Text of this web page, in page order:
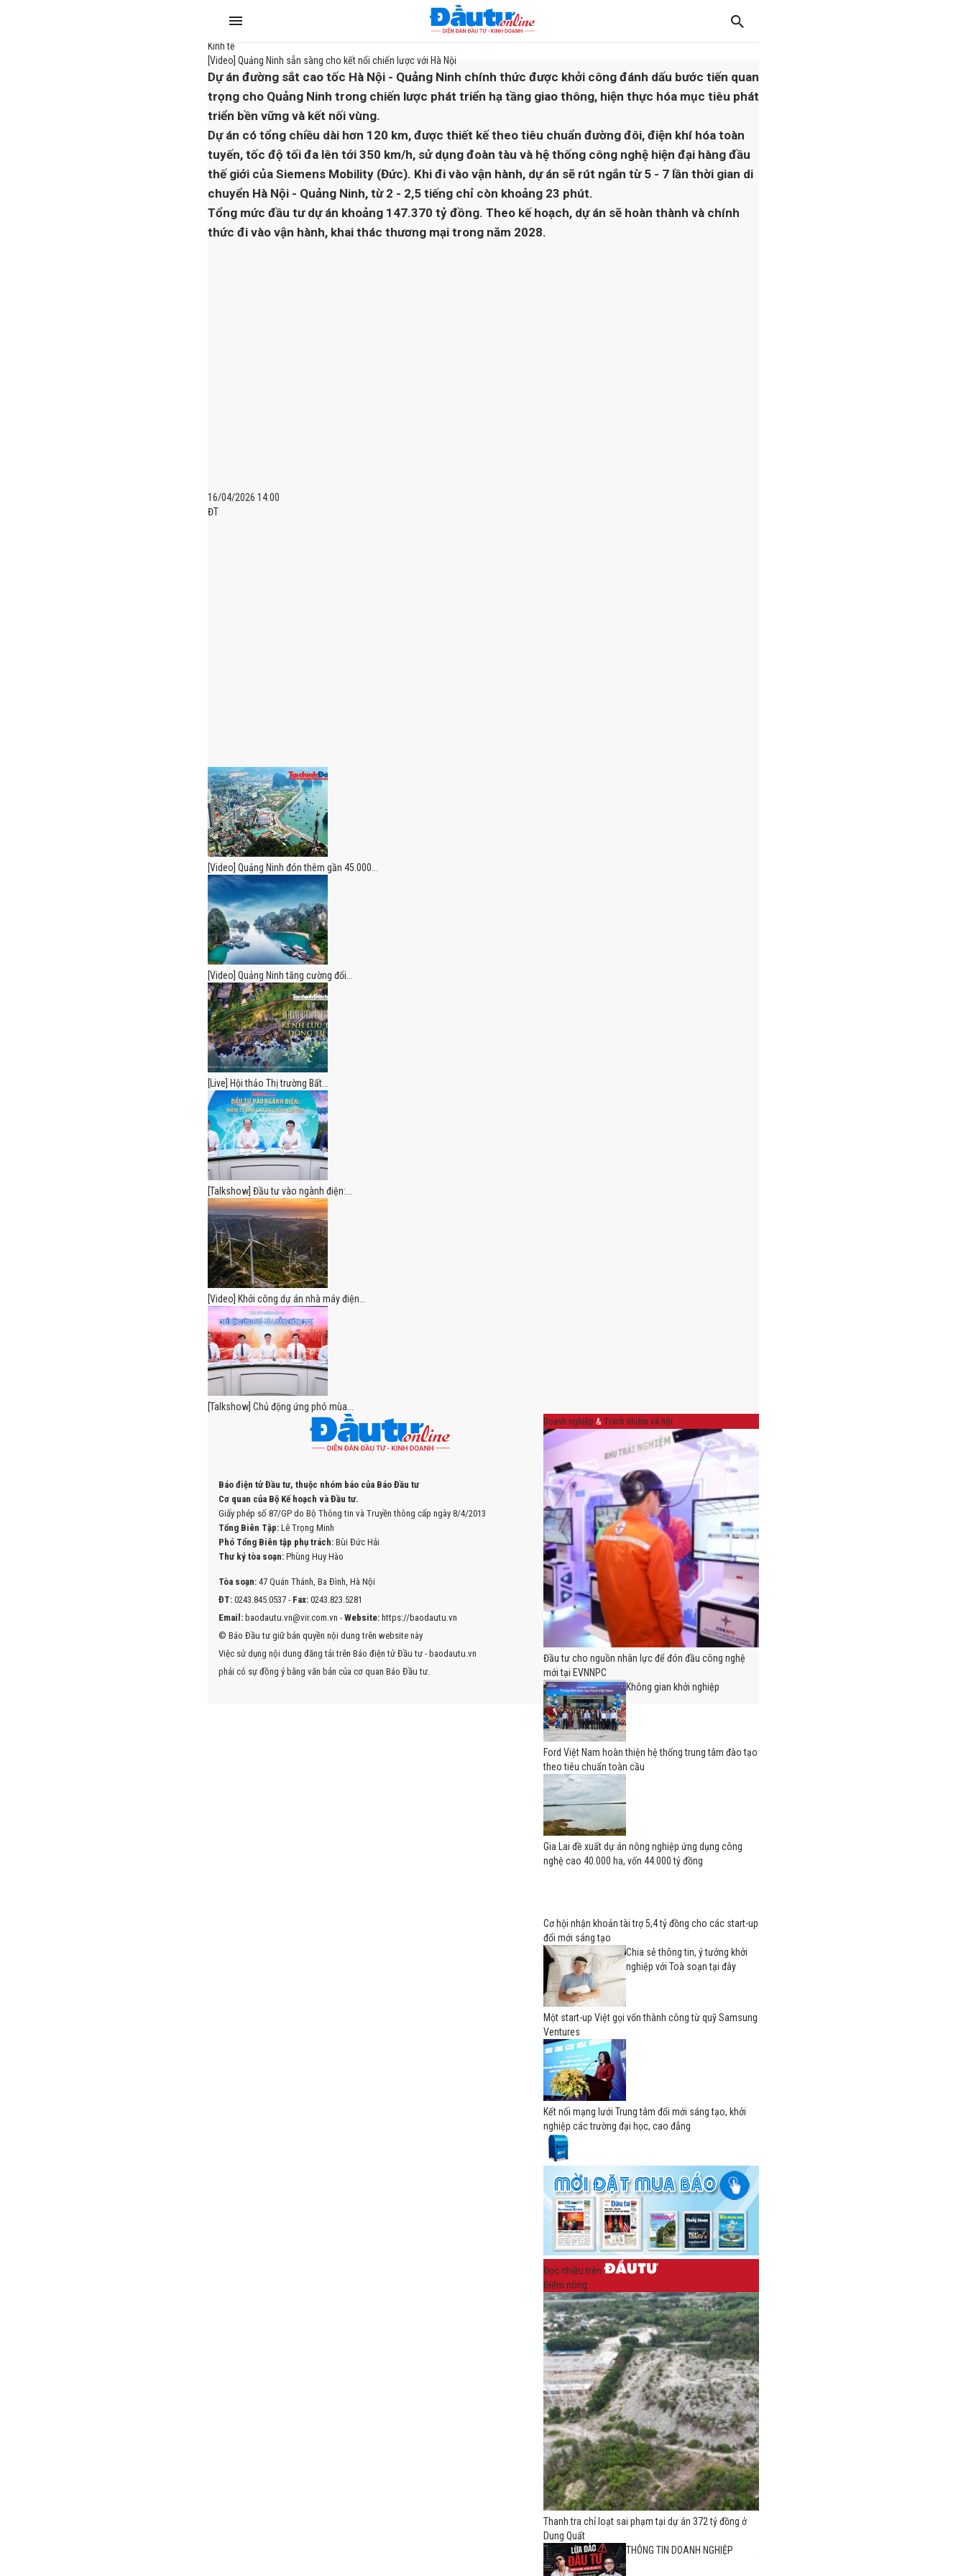
Kinh tế
[Video] Quảng Ninh sẵn sàng cho kết nối chiến lược với Hà Nội
Dự án đường sắt cao tốc Hà Nội - Quảng Ninh chính thức được khởi công đánh dấu bước tiến quan
trọng cho Quảng Ninh trong chiến lược phát triển hạ tầng giao thông, hiện thực hóa mục tiêu phát
triển bền vững và kết nối vùng.
Dự án có tổng chiều dài hơn 120 km, được thiết kế theo tiêu chuẩn đường đôi, điện khí hóa toàn
tuyến, tốc độ tối đa lên tới 350 km/h, sử dụng đoàn tàu và hệ thống công nghệ hiện đại hàng đầu
thế giới của Siemens Mobility (Đức). Khi đi vào vận hành, dự án sẽ rút ngắn từ 5 - 7 lần thời gian di
chuyển Hà Nội - Quảng Ninh, từ 2 - 2,5 tiếng chỉ còn khoảng 23 phút.
Tổng mức đầu tư dự án khoảng 147.370 tỷ đồng. Theo kế hoạch, dự án sẽ hoàn thành và chính
thức đi vào vận hành, khai thác thương mại trong năm 2028.
16/04/2026 14:00
ĐT
[Video] Quảng Ninh đón thêm gần 45.000...
[Video] Quảng Ninh tăng cường đối...
[Live] Hội thảo Thị trường Bất...
[Talkshow] Đầu tư vào ngành điện:...
[Video] Khởi công dự án nhà máy điện...
[Talkshow] Chủ động ứng phó mùa...
Doanh nghiệp & Trách nhiệm xã hội
Đầu tư cho nguồn nhân lực để đón đầu công nghệ
mới tại EVNNPC
Ford Việt Nam hoàn thiện hệ thống trung tâm đào tạo
theo tiêu chuẩn toàn cầu
Gia Lai đề xuất dự án nông nghiệp ứng dụng công
nghệ cao 40.000 ha, vốn 44.000 tỷ đồng
Không gian khởi nghiệp
Cơ hội nhận khoản tài trợ 5,4 tỷ đồng cho các start-up
đổi mới sáng tạo
Một start-up Việt gọi vốn thành công từ quỹ Samsung
Ventures
Kết nối mạng lưới Trung tâm đổi mới sáng tạo, khởi
nghiệp các trường đại học, cao đẳng
Chia sẻ thông tin, ý tưởng khởi
nghiệp với Toà soạntại đây
Đọc nhiều trên
Điểm nóng
Thanh tra chỉ loạt sai phạm tại dự án 372 tỷ đồng ở
Dung Quất
THÔNG TIN DOANH NGHIỆP
Báo điện tử Đầu tư, thuộc nhóm báo của Báo Đầu tư
Cơ quan của Bộ Kế hoạch và Đầu tư.
Giấy phép số 87/GP do Bộ Thông tin và Truyền thông cấp ngày 8/4/2013
Tổng Biên Tập:Lê Trọng Minh
Phó Tổng Biên tập phụ trách:Bùi Đức Hải
Thư ký tòa soạn:Phùng Huy Hào
Tòa soạn:47 Quán Thánh, Ba Đình, Hà Nội
ĐT:0243.845.0537 - Fax:0243.823.5281
Email:baodautu.vn@vir.com.vn - Website:https://baodautu.vn
© Báo Đầu tư giữ bản quyền nội dung trên website này
Việc sử dụng nội dung đăng tải trên Báo điện tử Đầu tư - baodautu.vn
phải có sự đồng ý bằng văn bản của cơ quan Báo Đầu tư.